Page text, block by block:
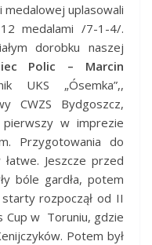
medalowej uplasowali
medalami /7-1-4/.
dorobku naszej
Polic – Marcin
UKS „Ósemka”,,
CWZS Bydgoszcz,
w imprezie
Przygotowania do
Jeszcze przed
bóle gardła, potem
rozpoczął od II
Cup w Toruniu, gdzie
Potem był